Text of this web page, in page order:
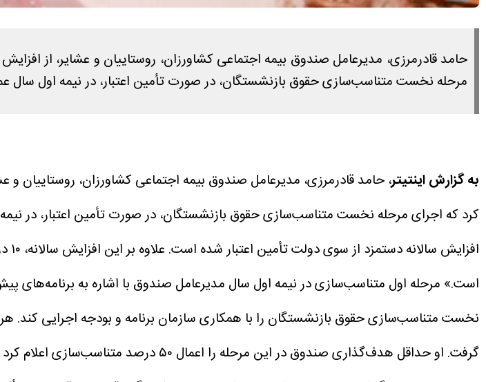
مرحله نخست متناسب‌سازی حقوق بازنشستگان، در صورت تأمین اعتبار، در نیمه اول سال
به گزارش اینتیتر
کرد که اجرای مرحله نخست متناسب‌سازی حقوق بازنشستگان، در صورت تأمین اعتبار، در
است.» مرحله اول متناسب‌سازی در نیمه اول سال مدیرعامل صندوق با اشاره به برنامه‌های
نخست متناسب‌سازی حقوق بازنشستگان را با همکاری سازمان برنامه و بودجه اجرایی کند.
گرفت.